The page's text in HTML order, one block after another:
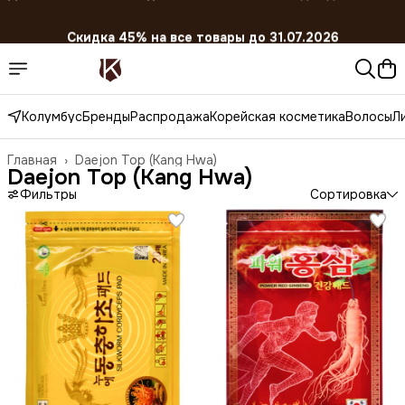
КолумбусБрендыРаспродажаКорейская косметикаВолосы
Daejon Top (Kang Hwa)
Главная ›
Daejon Top (Kang Hwa)
Фильтры Сортировка